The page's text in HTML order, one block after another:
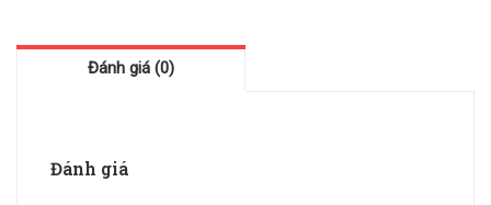
Đánh giá (0)
Đánh giá